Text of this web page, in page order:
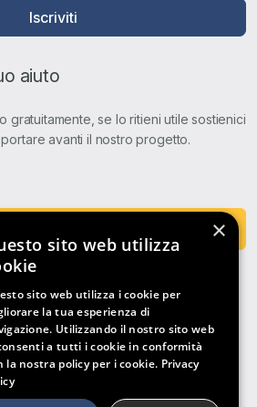
Iscriviti
aiuto
gratuitamente, se lo ritieni utile sostienici
avanti il nostro progetto.
×
sito web utilizza
sito web utilizza i cookie per
la tua esperienza di
Utilizzando il nostro sito web
a tutti i cookie in conformità
la nostra policy per i cookie. Privacy